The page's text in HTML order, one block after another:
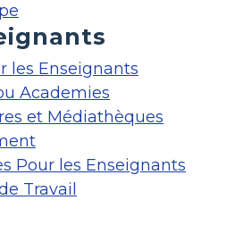
les Enseignants
Academies
et Médiathèques
Pour les Enseignants
Travail